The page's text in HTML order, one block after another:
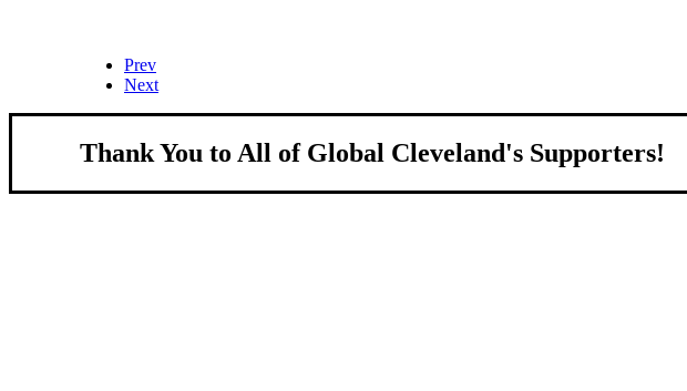
Prev
Next
Thank You to All of Global Cleveland's Supporters!